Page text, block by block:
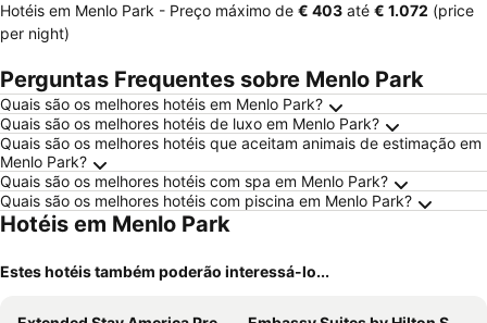
Hotéis em Menlo Park - Preço máximo de ‎€ 403 até ‎€ 1.072 (price
per night)
Perguntas Frequentes sobre Menlo Park
Quais são os melhores hotéis em Menlo Park?
Quais são os melhores hotéis de luxo em Menlo Park?
Quais são os melhores hotéis que aceitam animais de estimação em
Menlo Park?
Quais são os melhores hotéis com spa em Menlo Park?
Quais são os melhores hotéis com piscina em Menlo Park?
Hotéis em Menlo Park
Estes hotéis também poderão interessá-lo...